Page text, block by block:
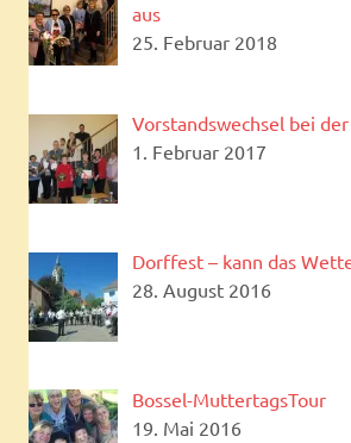
aus
25. Februar 2018
Vorstandswechsel bei
1. Februar 2017
Dorffest – kann das
28. August 2016
Bossel-MuttertagsTour
19. Mai 2016